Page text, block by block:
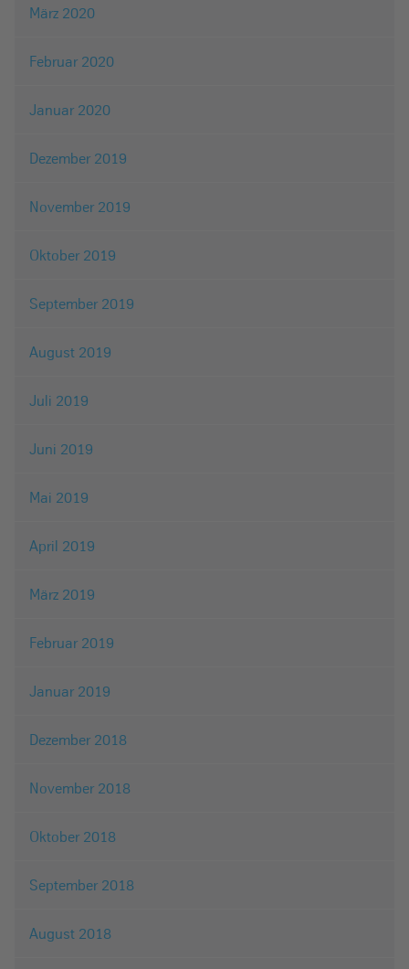
März 2020
Februar 2020
Januar 2020
Dezember 2019
November 2019
Oktober 2019
September 2019
August 2019
Juli 2019
Juni 2019
Mai 2019
April 2019
März 2019
Februar 2019
Januar 2019
Dezember 2018
November 2018
Oktober 2018
September 2018
August 2018